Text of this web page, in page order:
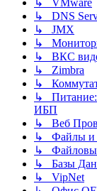
↳ VMware
↳ DNS
↳ JMX
↳
↳ ВКС
↳ Zimbra
↳
↳ Питание:
ИБП
↳ Веб
↳ Файлы и
↳
↳ Базы
↳ VipNet